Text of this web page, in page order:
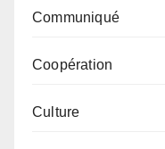
Communiqué
Coopération
Culture